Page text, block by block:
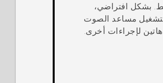
بشكل افتراضي،
مساعد الصوت
لإجراءات أخرى.